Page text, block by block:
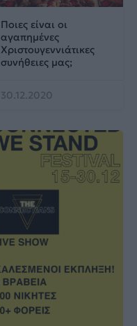
Ποιες είναι οι
αγαπημένες
Χριστουγεννιάτικες
συνήθειες μας;
30.12.2020